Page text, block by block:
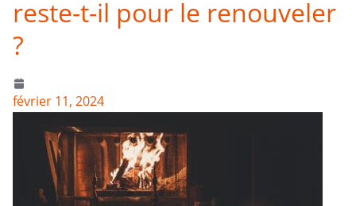
reste-t-il pour le renouveler
?
février 11, 2024